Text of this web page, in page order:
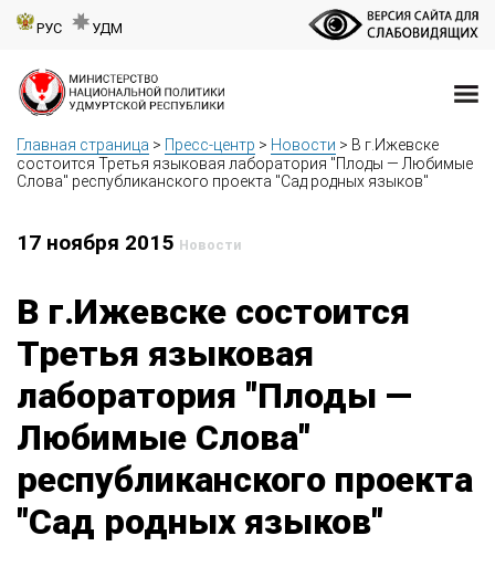
РУС УДМ
Главная страница > Пресс-центр > Новости > В г.Ижевске
состоится Третья языковая лаборатория "Плоды — Любимые
Слова" республиканского проекта "Сад родных языков"
17 ноября 2015 Новости
В г.Ижевске состоится
Третья языковая
лаборатория "Плоды —
Любимые Слова"
республиканского проекта
"Сад родных языков"